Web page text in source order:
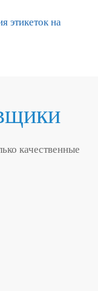
этикеток на
качественные